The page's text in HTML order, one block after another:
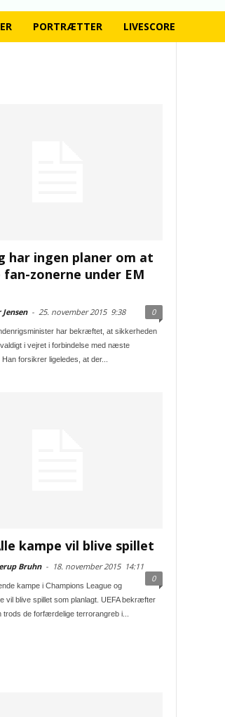
PORTRÆTTER LIVESCORE
har ingen planer om at
zonerne under EM
- 25. november 20159:38 0
har bekræftet, at sikkerheden
i vejret i forbindelse med næste
forsikrer ligeledes, at der...
kampe vil blive spillet
Bruhn - 18. november 201514:11
0
kampe i Champions League og
vil blive spillet som planlagt. UEFA bekræfter
trods de forfærdelige terrorangreb i...